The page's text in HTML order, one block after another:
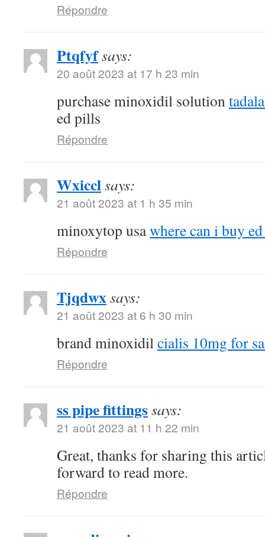
Répondre
Ptqfyfsays:
20 août 2023 at 17 h 23 min
purchase minoxidil solution
ed pills
Répondre
Wxicclsays:
21 août 2023 at 1 h 35 min
minoxytop usawhere can i buy
Répondre
Tjqdwxsays:
21 août 2023 at 6 h 30 min
brand minoxidilcialis 10mg for
Répondre
ss pipe fittingssays:
21 août 2023 at 11 h 22 min
Great, thanks for sharing this
forward to read more.
Répondre